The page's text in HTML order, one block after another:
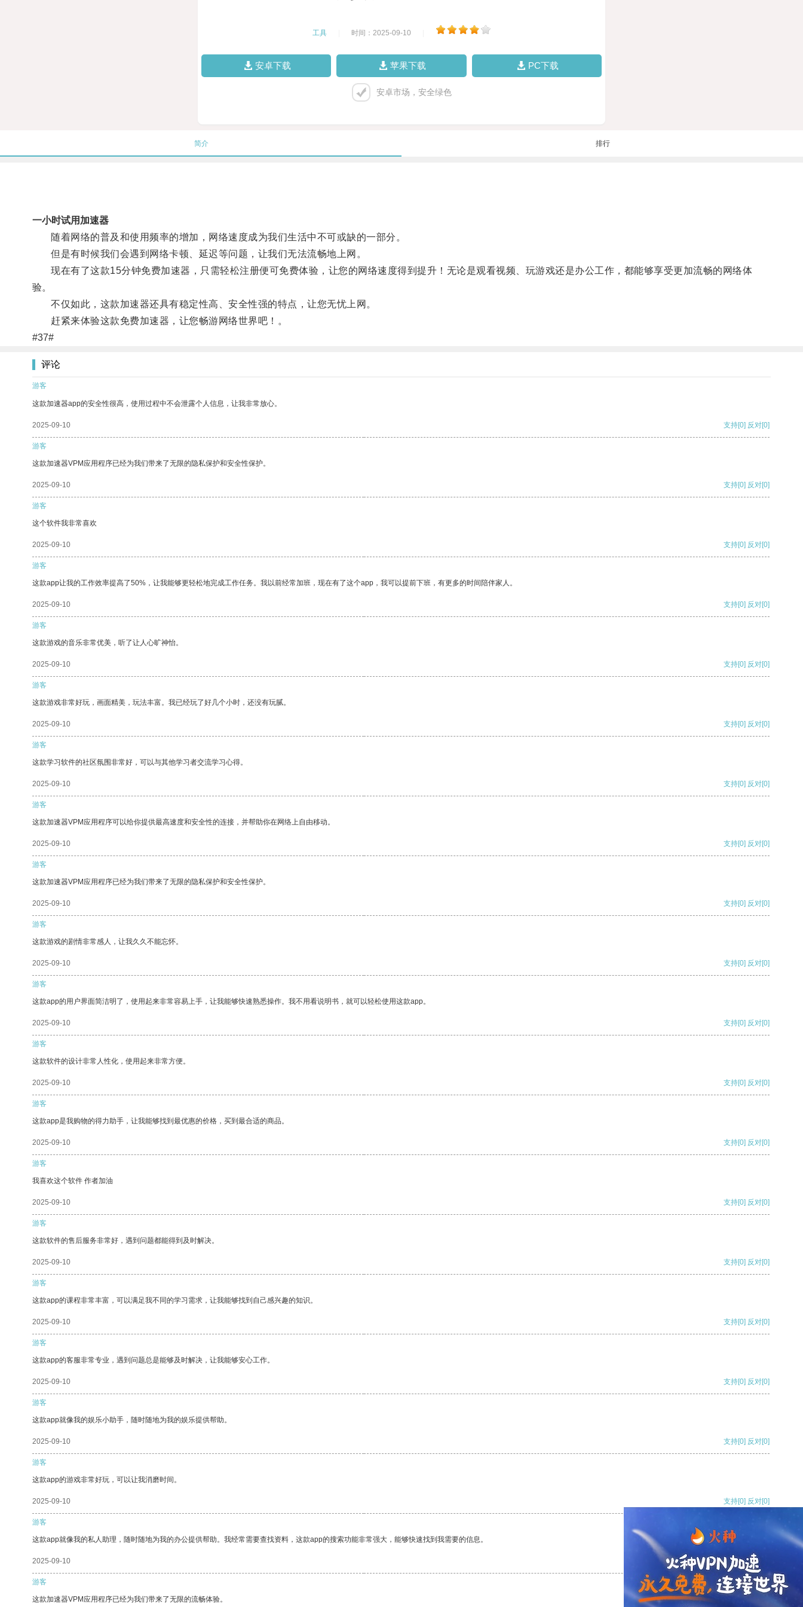
工具 时间：2025-09-10
安卓下载 苹果下载 PC下载
安卓市场，安全绿色
简介 排行
一小时试用加速器
随着网络的普及和使用频率的增加，网络速度成为我们生活中不可或缺的一部分。
但是有时候我们会遇到网络卡顿、延迟等问题，让我们无法流畅地上网。
现在有了这款15分钟免费加速器，只需轻松注册便可免费体验，让您的网络速度得到提升！无论是观看视频、玩游戏还是办公工作，都能够享受更加流畅的网络体
验。
不仅如此，这款加速器还具有稳定性高、安全性强的特点，让您无忧上网。
赶紧来体验这款免费加速器，让您畅游网络世界吧！。
#37#
评论
游客
这款加速器app的安全性很高，使用过程中不会泄露个人信息，让我非常放心。
2025-09-10 支持[0] 反对[0]
游客
这款加速器VPM应用程序已经为我们带来了无限的隐私保护和安全性保护。
2025-09-10 支持[0] 反对[0]
游客
这个软件我非常喜欢
2025-09-10 支持[0] 反对[0]
游客
这款app让我的工作效率提高了50%，让我能够更轻松地完成工作任务。我以前经常加班，现在有了这个app，我可以提前下班，有更多的时间陪伴家人。
2025-09-10 支持[0] 反对[0]
游客
这款游戏的音乐非常优美，听了让人心旷神怡。
2025-09-10 支持[0] 反对[0]
游客
这款游戏非常好玩，画面精美，玩法丰富。我已经玩了好几个小时，还没有玩腻。
2025-09-10 支持[0] 反对[0]
游客
这款学习软件的社区氛围非常好，可以与其他学习者交流学习心得。
2025-09-10 支持[0] 反对[0]
游客
这款加速器VPM应用程序可以给你提供最高速度和安全性的连接，并帮助你在网络上自由移动。
2025-09-10 支持[0] 反对[0]
游客
这款加速器VPM应用程序已经为我们带来了无限的隐私保护和安全性保护。
2025-09-10 支持[0] 反对[0]
游客
这款游戏的剧情非常感人，让我久久不能忘怀。
2025-09-10 支持[0] 反对[0]
游客
这款app的用户界面简洁明了，使用起来非常容易上手，让我能够快速熟悉操作。我不用看说明书，就可以轻松使用这款app。
2025-09-10 支持[0] 反对[0]
游客
这款软件的设计非常人性化，使用起来非常方便。
2025-09-10 支持[0] 反对[0]
游客
这款app是我购物的得力助手，让我能够找到最优惠的价格，买到最合适的商品。
2025-09-10 支持[0] 反对[0]
游客
我喜欢这个软件 作者加油
2025-09-10 支持[0] 反对[0]
游客
这款软件的售后服务非常好，遇到问题都能得到及时解决。
2025-09-10 支持[0] 反对[0]
游客
这款app的课程非常丰富，可以满足我不同的学习需求，让我能够找到自己感兴趣的知识。
2025-09-10 支持[0] 反对[0]
游客
这款app的客服非常专业，遇到问题总是能够及时解决，让我能够安心工作。
2025-09-10 支持[0] 反对[0]
游客
这款app就像我的娱乐小助手，随时随地为我的娱乐提供帮助。
2025-09-10 支持[0] 反对[0]
游客
这款app的游戏非常好玩，可以让我消磨时间。
2025-09-10 支持[0] 反对[0]
游客
这款app就像我的私人助理，随时随地为我的办公提供帮助。我经常需要查找资料，这款app的搜索功能非常强大，能够快速找到我需要的信息。
2025-09-10 支持[0] 反对
游客
这款加速器VPM应用程序已经为我们带来了无限的流畅体验。